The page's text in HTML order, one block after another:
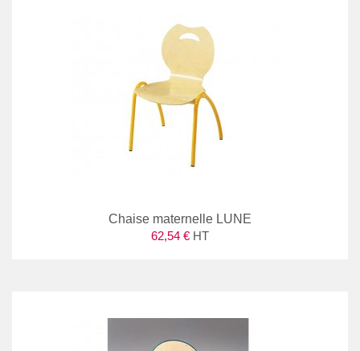
Chaise maternelle LUNE
62,54 € HT